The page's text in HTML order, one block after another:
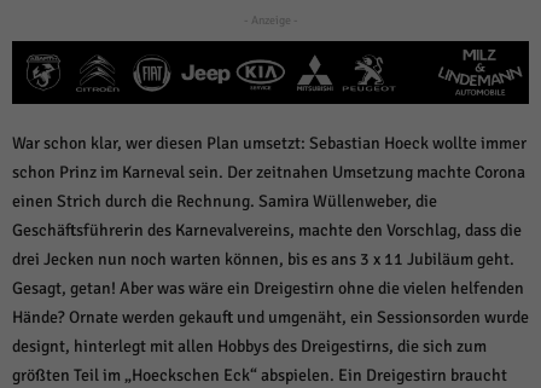
- Anzeige -
War schon klar, wer diesen Plan umsetzt: Sebastian Hoeck wollte immer
schon Prinz im Karneval sein. Der zeitnahen Umsetzung machte Corona
einen Strich durch die Rechnung. Samira Wüllenweber, die
Geschäftsführerin des Karnevalvereins, machte den Vorschlag, dass die
drei Jecken nun noch warten können, bis es ans 3 x 11 Jubiläum geht.
Gesagt, getan! Aber was wäre ein Dreigestirn ohne die vielen helfenden
Hände? Ornate werden gekauft und umgenäht, ein Sessionsorden wurde
designt, hinterlegt mit allen Hobbys des Dreigestirns, die sich zum
größten Teil im „Hoeckschen Eck“ abspielen. Ein Dreigestirn braucht
Cookie-Informationen anzeigen
Statistiken (1)
Statistik Cookies erfassen Informationen anonym. Diese Informationen helfen
uns zu verstehen, wie unsere Besucher unsere Website nutzen.
Marketing (1)
Marketing-Cookies werden von Drittanbietern oder Publishern verwendet,
um personalisierte Werbung anzuzeigen. Sie tun dies, indem sie Besucher
über Websites hinweg verfolgen.
Cookie-Informationen anzeigen